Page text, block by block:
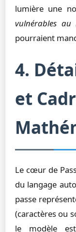
lumière une
vulnérables au
pourraient
4.
et
Le cœur de
du langage
passe
(caractères ou
le modèle